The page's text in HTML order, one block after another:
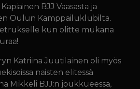
BJJ Vaasasta ja
Oulun Kamppailuklubilta.
kun olitte mukana
Katriina Juutilainen oli myös
naisten elitessä
Mikkeli BJJ:n joukkueessa,